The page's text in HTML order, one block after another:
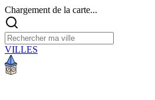
Chargement de la carte...
VILLES